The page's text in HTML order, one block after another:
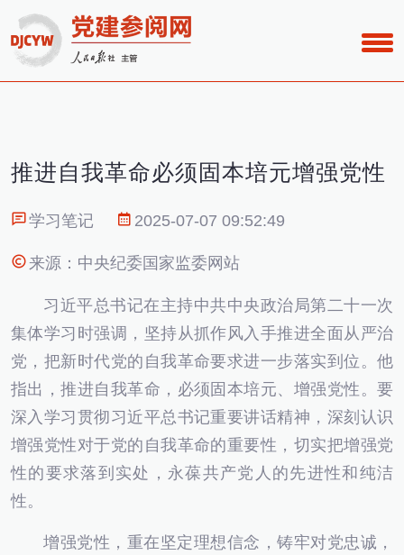
推进自我革命必须固本培元增强党性
学习笔记 2025-07-07 09:52:49
来源：中央纪委国家监委网站
习近平总书记在主持中共中央政治局第二十一次
集体学习时强调，坚持从抓作风入手推进全面从严治
党，把新时代党的自我革命要求进一步落实到位。他
指出，推进自我革命，必须固本培元、增强党性。要
深入学习贯彻习近平总书记重要讲话精神，深刻认识
增强党性对于党的自我革命的重要性，切实把增强党
性的要求落到实处，永葆共产党人的先进性和纯洁
性。
增强党性，重在坚定理想信念，铸牢对党忠诚，